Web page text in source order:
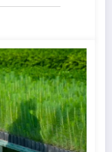
medio